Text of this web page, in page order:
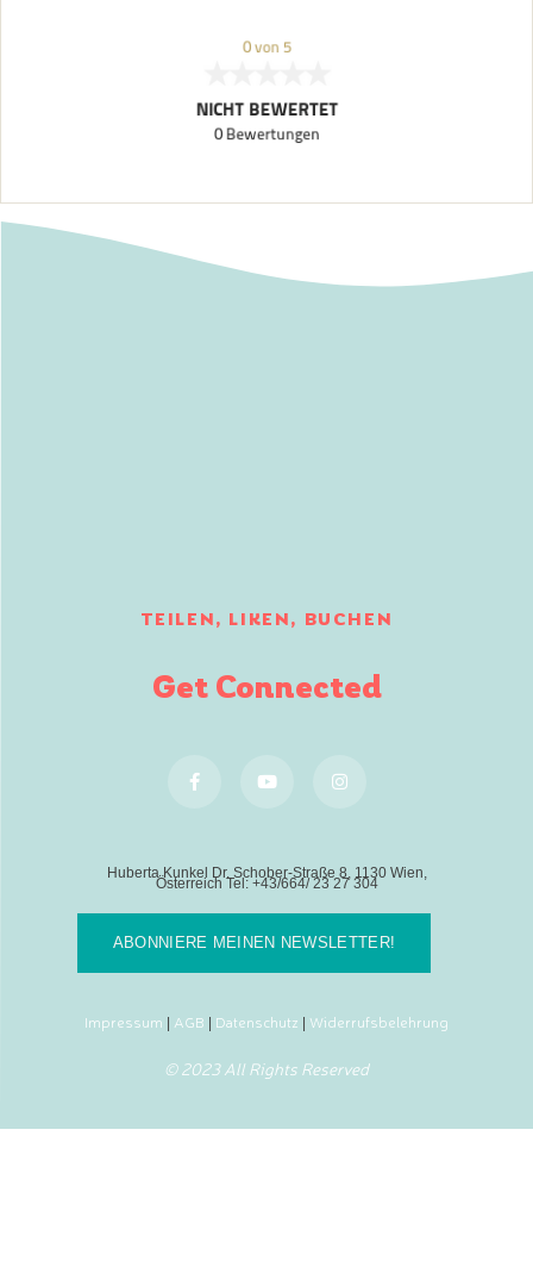
TEILEN, LIKEN, BUCHEN
Get Connected
Huberta Kunkel Dr. Schober-Straße 8, 1130 Wien,
Österreich Tel: +43/664/ 23 27 304
ABONNIERE MEINEN NEWSLETTER!
Impressum AGB Datenschutz Widerrufsbelehrung
© 2023 All Rights Reserved